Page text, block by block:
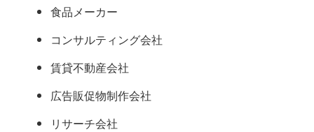
食品メーカー
コンサルティング会社
賃貸不動産会社
広告販促物制作会社
リサーチ会社